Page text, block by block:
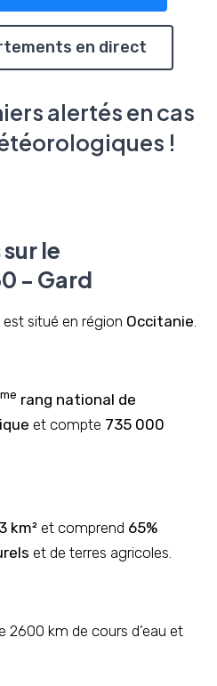
en direct
alertés en cas
!
le
- Gard
est situé en région Occitanie
rang national de
et compte 735 000
km²et comprend 65%
et de terres agricoles.
2600 km de cours d’eau et